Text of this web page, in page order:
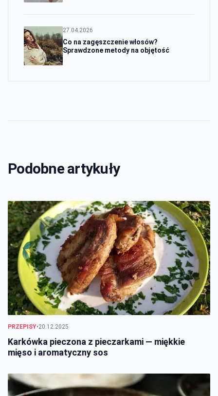
27.04.2026
Co na zagęszczenie włosów?
Sprawdzone metody na objętość
Podobne artykuły
PRZEPISY•20.12.2025
Karkówka pieczona z pieczarkami — miękkie
mięso i aromatyczny sos